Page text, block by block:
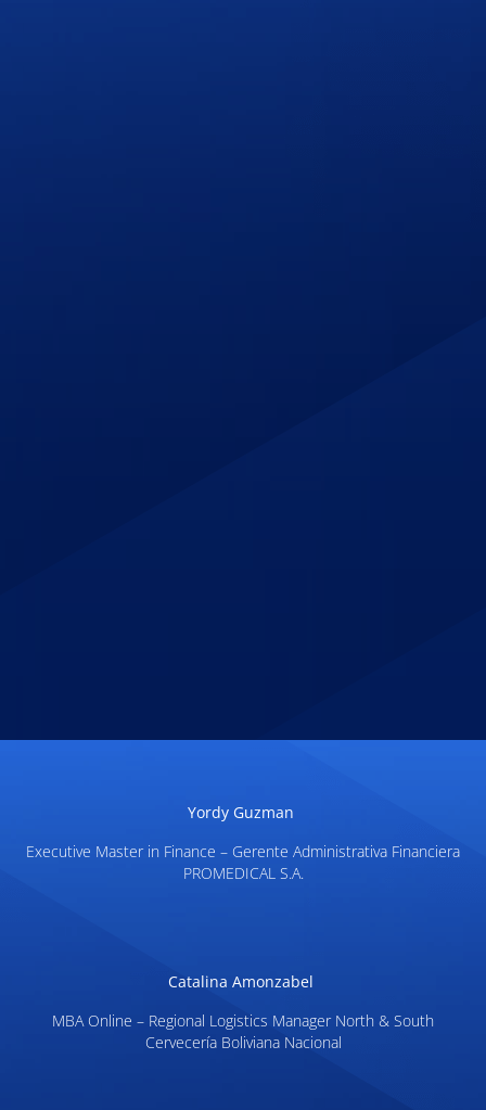
Yordy Guzman
Executive Master in Finance – Gerente Administrativa Financiera
PROMEDICAL S.A.
Catalina Amonzabel
MBA Online – Regional Logistics Manager North & South
Cervecería Boliviana Nacional